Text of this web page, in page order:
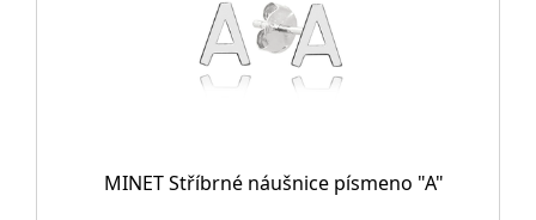
MINET Stříbrné náušnice písmeno "A"